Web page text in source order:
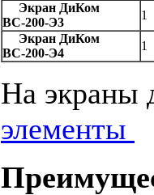
Экран ДиКом
ВС-200-Э3
1
Экран ДиКом
ВС-200-Э4
1
На экраны
элементы